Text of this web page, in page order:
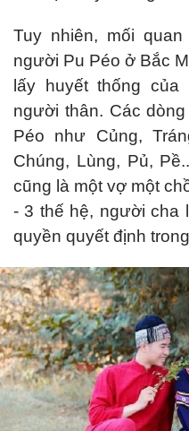
Tuy nhiên, mối
người Pu Péo ở Bắc
lấy huyết thống
người thân. Các
Péo như Củng,
Chúng, Lùng, Pủ,
cũng là một vợ một
- 3 thế hệ, người cha
quyền quyết định